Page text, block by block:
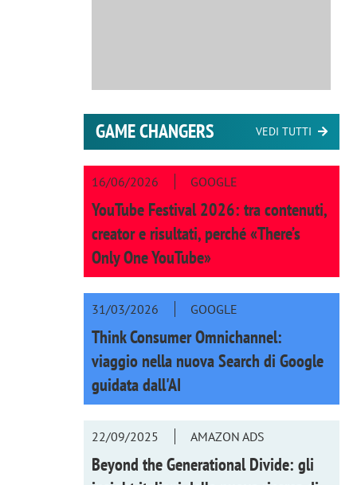
GAME CHANGERS VEDI TUTTI
16/06/2026 GOOGLE
YouTube Festival 2026: tra contenuti,
creator e risultati, perché «There’s
Only One YouTube»
31/03/2026 GOOGLE
Think Consumer Omnichannel:
viaggio nella nuova Search di Google
guidata dall'AI
22/09/2025 AMAZON ADS
Beyond the Generational Divide: gli